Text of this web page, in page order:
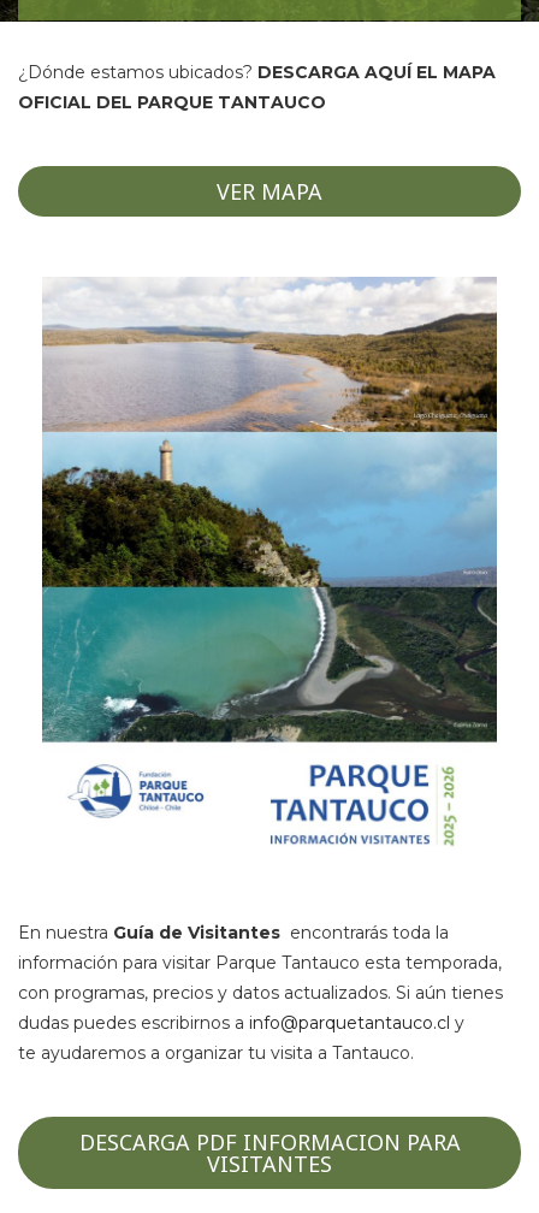
¿Dónde estamos ubicados? DESCARGA AQUÍ EL MAPA
OFICIAL DEL PARQUE TANTAUCO
VER MAPA
En nuestra Guía de Visitantes encontrarás toda la
información para visitar Parque Tantauco esta temporada,
con programas, precios y datos actualizados. Si aún tienes
dudas puedes escribirnos a info@parquetantauco.cl y
te ayudaremos a organizar tu visita a Tantauco.
DESCARGA PDF INFORMACION PARA
VISITANTES